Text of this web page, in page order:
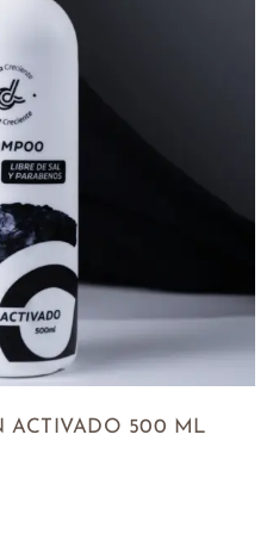
ACTIVADO 500 ML